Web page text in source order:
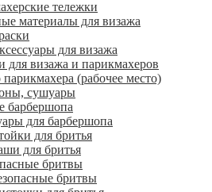
тележки
материалы для визажа
для визажа
для визажа и парикмахеров
парикмахера (рабочее место)
сушуары
барбершопа
для барбершопа
для бритья
для бритья
бритвы
бритвы